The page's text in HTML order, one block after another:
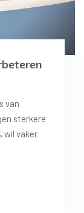
van
sterkere
wil vaker